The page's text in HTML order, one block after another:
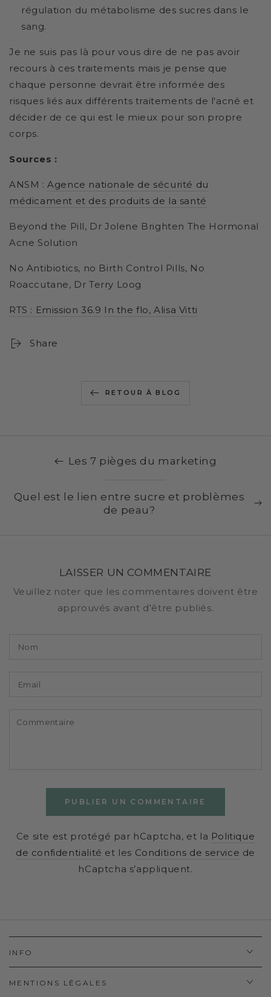
régulation du métabolisme des sucres dans le
sang.
Je ne suis pas là pour vous dire de ne pas avoir
recours à ces traitements mais je pense que
chaque personne devrait être informée des
risques liés aux différents traitements de l'acné et
décider de ce qui est le mieux pour son propre
corps.
Sources :
ANSM :Agence nationale de sécurité du
médicament et des produits de la santé
Beyond the Pill, Dr Jolene Brighten The Hormonal
Acne Solution
No Antibiotics, no Birth Control Pills, No
Roaccutane, Dr Terry Loog
RTS : Emission 36.9 In the flo, Alisa Vitti
Share
RETOUR À BLOG
Les 7 pièges du marketing
Quel est le lien entre sucre et problèmes
de peau?
LAISSER UN COMMENTAIRE
Veuillez noter que les commentaires doivent être
approuvés avant d'être publiés.
Commentaire
PUBLIER UN COMMENTAIRE
Ce site est protégé par hCaptcha, et la Politique
de confidentialité et les Conditions de service de
hCaptcha s’appliquent.
INFO
MENTIONS LÉGALES